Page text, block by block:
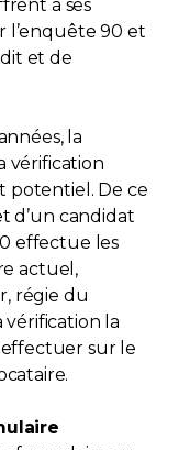
à ses
l’enquête 90 et
et de
la
vérification
potentiel. De ce
d’un candidat
effectue les
actuel,
régie du
vérification la
sur le